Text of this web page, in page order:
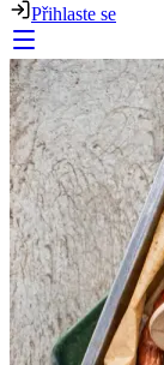
Přihlaste se